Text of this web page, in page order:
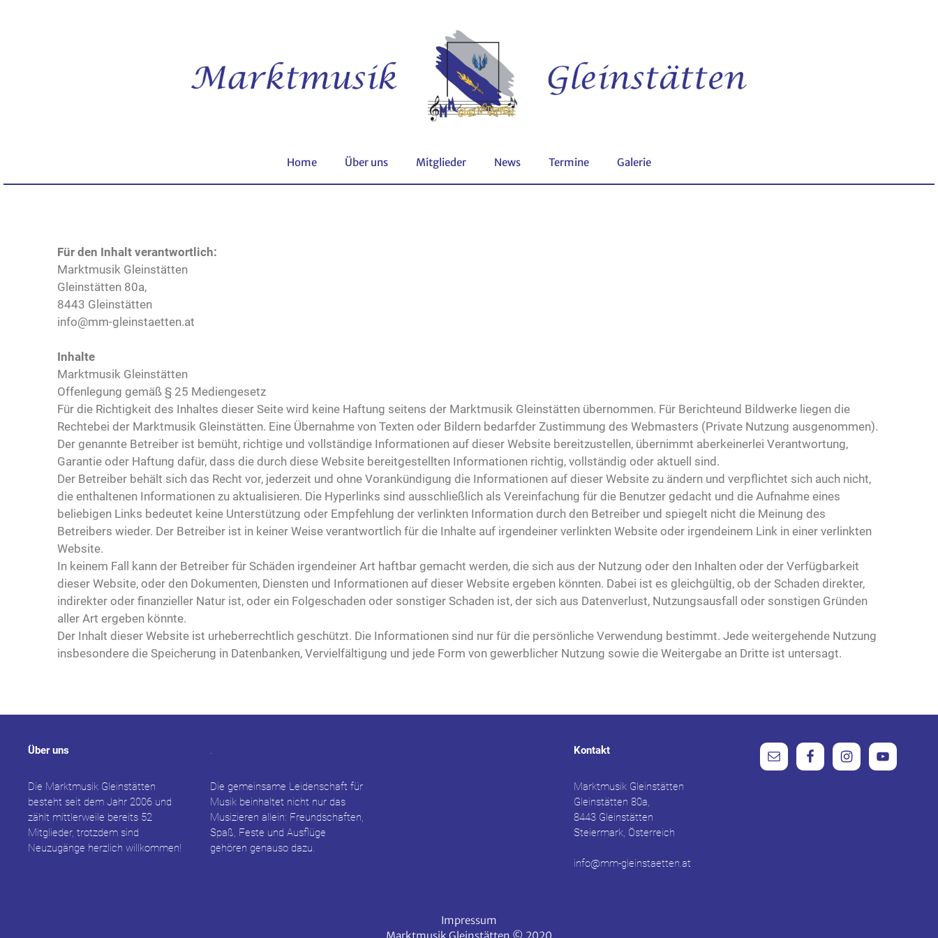
Home Über uns Mitglieder News Termine Galerie
Für den Inhalt verantwortlich:
Marktmusik Gleinstätten
Gleinstätten 80a,
8443 Gleinstätten
info@mm-gleinstaetten.at
Inhalte
Marktmusik Gleinstätten
Offenlegung gemäß § 25 Mediengesetz
Für die Richtigkeit des Inhaltes dieser Seite wird keine Haftung seitens der Marktmusik Gleinstätten übernommen. Für Berichteund Bildwerke liegen die
Rechtebei der Marktmusik Gleinstätten. Eine Übernahme von Texten oder Bildern bedarfder Zustimmung des Webmasters (Private Nutzung ausgenommen).
Der genannte Betreiber ist bemüht, richtige und vollständige Informationen auf dieser Website bereitzustellen, übernimmt aberkeinerlei Verantwortung,
Garantie oder Haftung dafür, dass die durch diese Website bereitgestellten Informationen richtig, vollständig oder aktuell sind.
Der Betreiber behält sich das Recht vor, jederzeit und ohne Vorankündigung die Informationen auf dieser Website zu ändern und verpflichtet sich auch nicht,
die enthaltenen Informationen zu aktualisieren. Die Hyperlinks sind ausschließlich als Vereinfachung für die Benutzer gedacht und die Aufnahme eines
beliebigen Links bedeutet keine Unterstützung oder Empfehlung der verlinkten Information durch den Betreiber und spiegelt nicht die Meinung des
Betreibers wieder. Der Betreiber ist in keiner Weise verantwortlich für die Inhalte auf irgendeiner verlinkten Website oder irgendeinem Link in einer verlinkten
Website.
In keinem Fall kann der Betreiber für Schäden irgendeiner Art haftbar gemacht werden, die sich aus der Nutzung oder den Inhalten oder der Verfügbarkeit
dieser Website, oder den Dokumenten, Diensten und Informationen auf dieser Website ergeben könnten. Dabei ist es gleichgültig, ob der Schaden direkter,
indirekter oder finanzieller Natur ist, oder ein Folgeschaden oder sonstiger Schaden ist, der sich aus Datenverlust, Nutzungsausfall oder sonstigen Gründen
aller Art ergeben könnte.
Der Inhalt dieser Website ist urheberrechtlich geschützt. Die Informationen sind nur für die persönliche Verwendung bestimmt. Jede weitergehende Nutzung
insbesondere die Speicherung in Datenbanken, Vervielfältigung und jede Form von gewerblicher Nutzung sowie die Weitergabe an Dritte ist untersagt.
Über uns
Die Marktmusik Gleinstätten
besteht seit dem Jahr 2006 und
zählt mittlerweile bereits 52
Mitglieder, trotzdem sind
Neuzugänge herzlich willkommen!
.
Die gemeinsame Leidenschaft für
Musik beinhaltet nicht nur das
Musizieren allein: Freundschaften,
Spaß, Feste und Ausflüge
gehören genauso dazu.
Kontakt
Marktmusik Gleinstätten
Gleinstätten 80a,
8443 Gleinstätten
Steiermark, Österreich
info@mm-gleinstaetten.at
Impressum